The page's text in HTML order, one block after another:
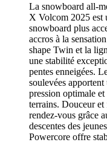
La snowboard all-
X Volcom 2025 est
snowboard plus
accros à la
shape Twin et la
une stabilité
pentes enneigées.
soulevées
pression optimale
terrains. Douceur
rendez-vous grâce
descentes des
Powercore offre